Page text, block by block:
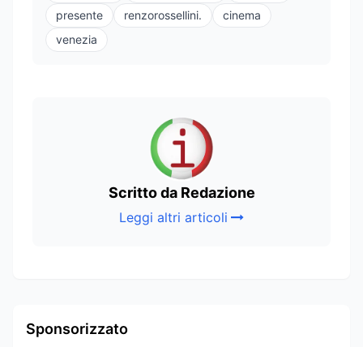
presente
renzorossellini.
cinema
venezia
Scritto da Redazione
Leggi altri articoli
Sponsorizzato